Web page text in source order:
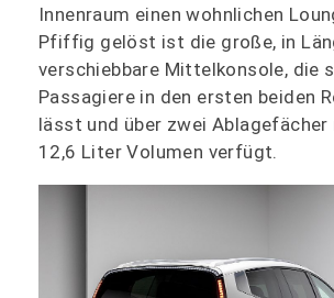
Innenraum einen wohnlichen
Pfiffig gelöst ist die große, in
verschiebbare Mittelkonsole, die
Passagiere in den ersten beiden
lässt und über zwei Ablagefächer
12,6 Liter Volumen verfügt.